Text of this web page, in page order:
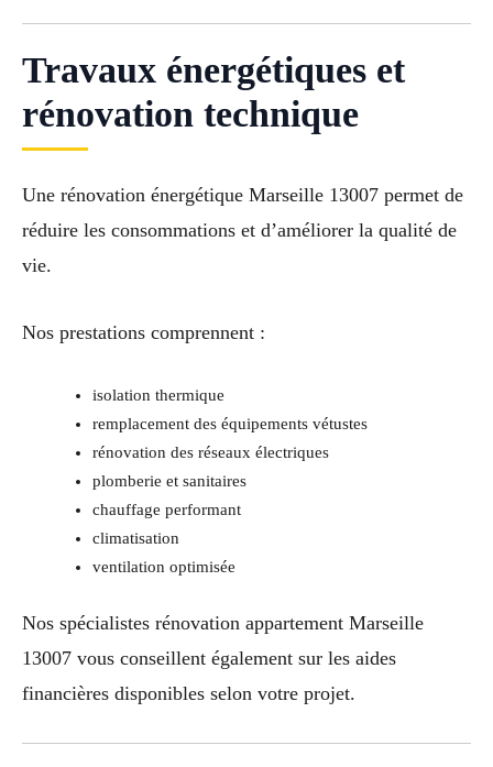
Travaux énergétiques et
rénovation technique
Une rénovation énergétique Marseille 13007 permet de
réduire les consommations et d’améliorer la qualité de
vie.
Nos prestations comprennent :
isolation thermique
remplacement des équipements vétustes
rénovation des réseaux électriques
plomberie et sanitaires
chauffage performant
climatisation
ventilation optimisée
Nos spécialistes rénovation appartement Marseille
13007 vous conseillent également sur les aides
financières disponibles selon votre projet.